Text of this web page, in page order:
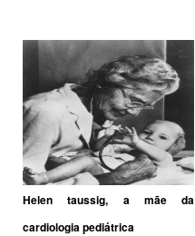
Helen taussig, a mãe da
cardiologia pediátrica